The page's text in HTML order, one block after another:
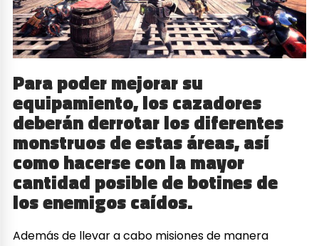
Para poder mejorar su
equipamiento, los cazadores
deberán derrotar los diferentes
monstruos de estas áreas, así
como hacerse con la mayor
cantidad posible de botines de
los enemigos caídos.
Además de llevar a cabo misiones de manera